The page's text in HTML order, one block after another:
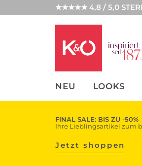
★★★★★ 4,8 / 5,0
NEU LOOKS
UNSERE APP
CLICK &
FINAL SALE: BIS ZU -50%
Ihre Lieblingsartikel zum
Jetzt shoppen